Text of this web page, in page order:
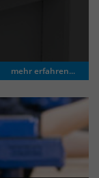
mehr erfahren...